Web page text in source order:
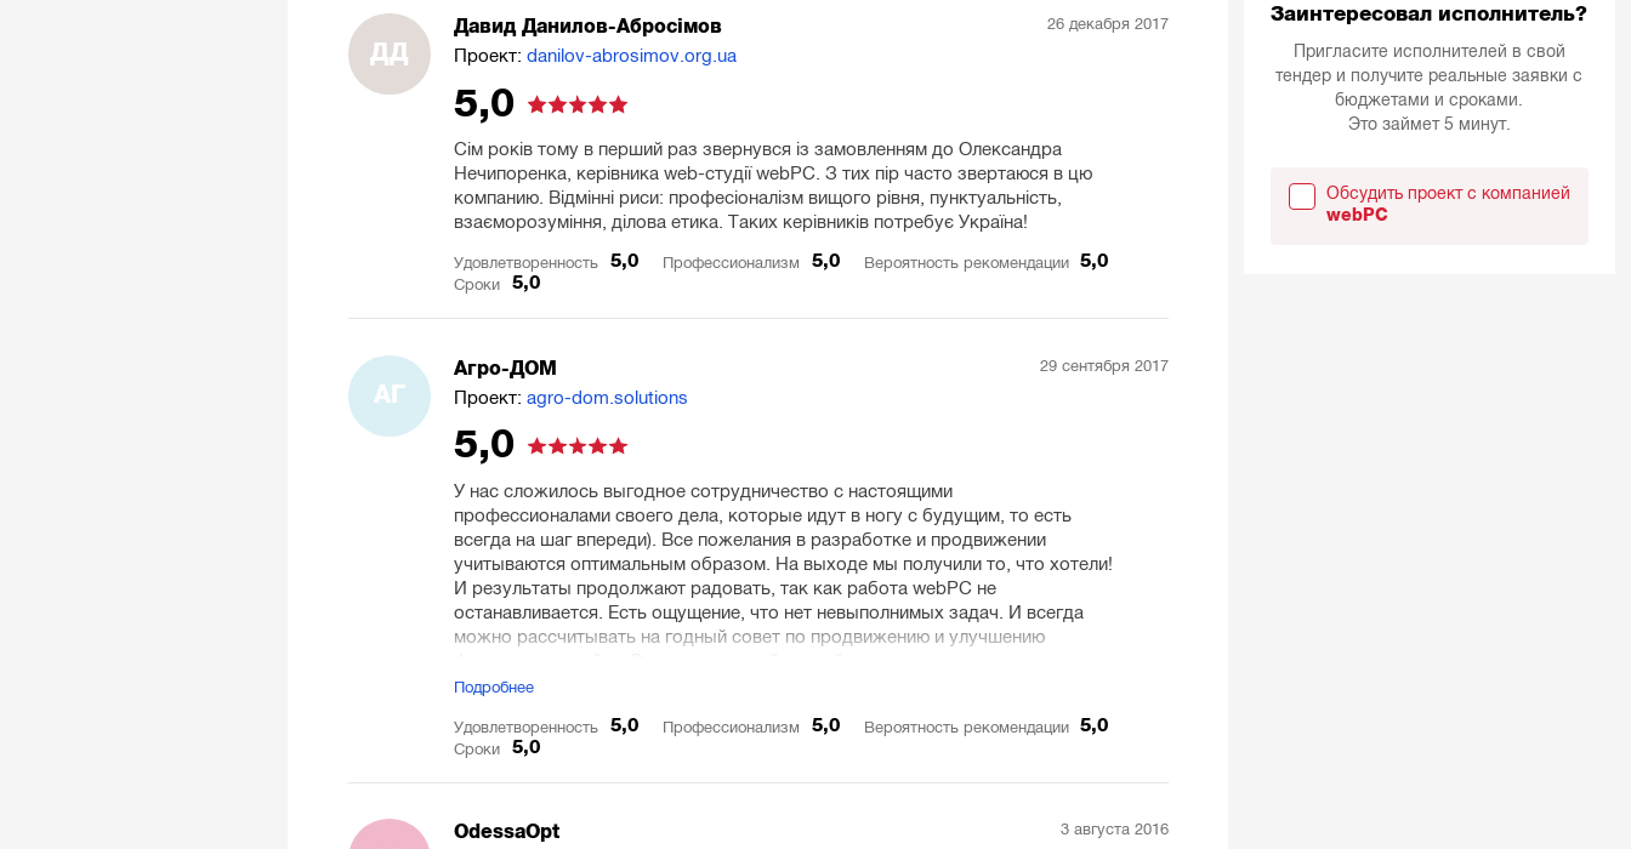
ДД
Давид Данилов-Абросiмов
Проект:danilov-abrosimov.org.ua
26 декабря 2017
5,0
Сім років тому в перший раз звернувся із замовленням до Олександра
Нечипоренка, керівника web-студії webPC. З тих пір часто звертаюся в цю
компанию. Відмінні риси: професіоналізм вищого рівня, пунктуальність,
взаєморозуміння, ділова етика. Таких керівникiв потребує Україна!
Удовлетворенность 5,0 Профессионализм 5,0 Вероятность рекомендации 5,0
Сроки 5,0
АГ
Агро-ДОМ
Проект:agro-dom.solutions
29 сентября 2017
5,0
У нас сложилось выгодное сотрудничество с настоящими
профессионалами своего дела, которые идут в ногу с будущим, то есть
всегда на шаг впереди). Все пожелания в разработке и продвижении
учитываются оптимальным образом. На выходе мы получили то, что хотели!
И результаты продолжают радовать, так как работа webPC не
останавливается. Есть ощущение, что нет невыполнимых задач. И всегда
можно рассчитывать на годный совет по продвижению и улучшению
для разработки и продвижения нашего сайта мы выбрали webPC.
Подробнее
Удовлетворенность 5,0 Профессионализм 5,0 Вероятность рекомендации 5,0
Сроки 5,0
OdessaOpt 3 августа 2016
Заинтересовал исполнитель?
Пригласите исполнителей в свой
тендер и получите реальные заявки с
бюджетами и сроками.
Это займет 5 минут.
Обсудить проект с компанией
webPC